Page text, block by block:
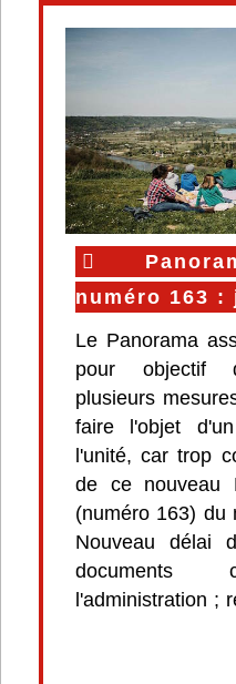
numéro 163 :
Le Panorama
pour objectif
plusieurs
faire l'objet
l'unité, car trop
de ce nouveau
(numéro 163) du
Nouveau délai
documents
l'administration ;